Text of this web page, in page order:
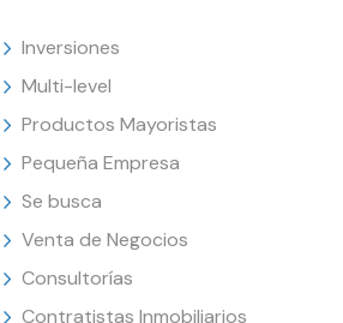
Inversiones
Multi-level
Productos Mayoristas
Pequeña Empresa
Se busca
Venta de Negocios
Consultorías
Contratistas Inmobiliarios